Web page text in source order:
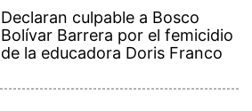
Declaran culpable a Bosco
Bolívar Barrera por el femicidio
de la educadora Doris Franco